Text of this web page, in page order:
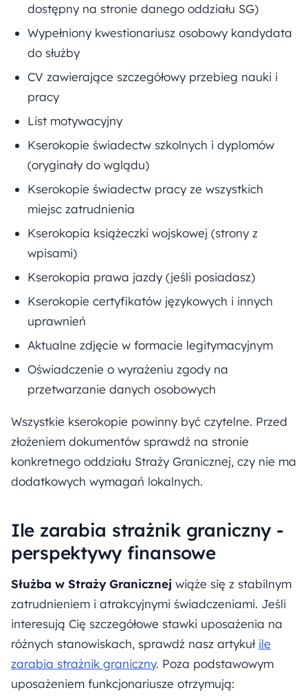
dostępny na stronie danego oddziału SG)
Wypełniony kwestionariusz osobowy kandydata
do służby
CV zawierające szczegółowy przebieg nauki i
pracy
List motywacyjny
Kserokopie świadectw szkolnych i dyplomów
(oryginały do wglądu)
Kserokopie świadectw pracy ze wszystkich
miejsc zatrudnienia
Kserokopia książeczki wojskowej (strony z
wpisami)
Kserokopia prawa jazdy (jeśli posiadasz)
Kserokopie certyfikatów językowych i innych
uprawnień
Aktualne zdjęcie w formacie legitymacyjnym
Oświadczenie o wyrażeniu zgody na
przetwarzanie danych osobowych
Wszystkie kserokopie powinny być czytelne. Przed
złożeniem dokumentów sprawdź na stronie
konkretnego oddziału Straży Granicznej, czy nie ma
dodatkowych wymagań lokalnych.
Ile zarabia strażnik graniczny -
perspektywy finansowe
Służba w Straży Granicznej wiąże się z stabilnym
zatrudnieniem i atrakcyjnymi świadczeniami. Jeśli
interesują Cię szczegółowe stawki uposażenia na
różnych stanowiskach, sprawdź nasz artykuł ile
zarabia strażnik graniczny. Poza podstawowym
uposażeniem funkcjonariusze otrzymują: